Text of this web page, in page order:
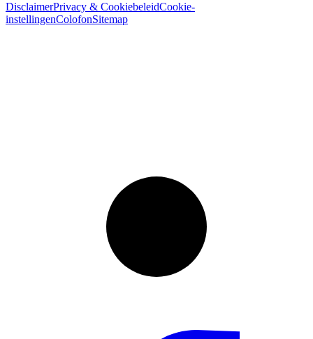
DisclaimerPrivacy & CookiebeleidCookie-
instellingenColofonSitemap